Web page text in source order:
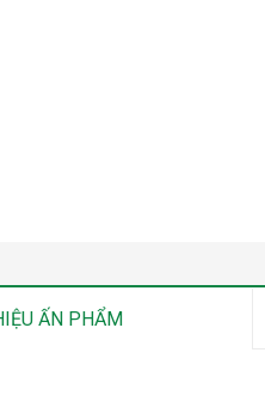
ẤN PHẨM